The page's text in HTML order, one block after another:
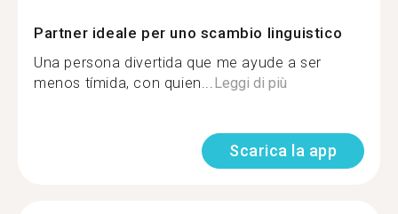
Partner ideale per uno scambio linguistico
Una persona divertida que me ayude a ser
menos tímida, con quien...Leggi di più
Scarica la app